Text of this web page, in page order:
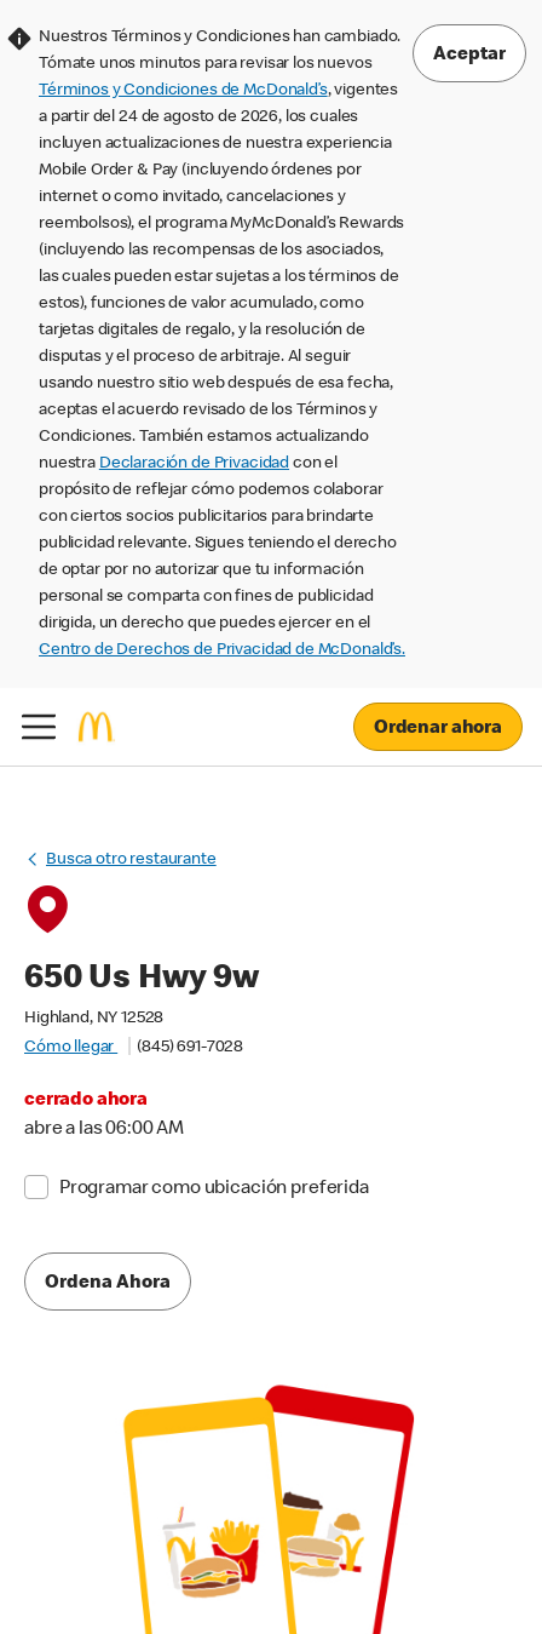
Nuestros Términos y Condiciones han cambiado.
Tómate unos minutos para revisar los nuevos
Términos y Condiciones de McDonald’s, vigentes
a partir del 24 de agosto de 2026, los cuales
incluyen actualizaciones de nuestra experiencia
Mobile Order & Pay (incluyendo órdenes por
internet o como invitado, cancelaciones y
reembolsos), el programa MyMcDonald’s Rewards
(incluyendo las recompensas de los asociados,
las cuales pueden estar sujetas a los términos de
estos), funciones de valor acumulado, como
tarjetas digitales de regalo, y la resolución de
disputas y el proceso de arbitraje. Al seguir
usando nuestro sitio web después de esa fecha,
aceptas el acuerdo revisado de los Términos y
Condiciones. También estamos actualizando
nuestra Declaración de Privacidad con el
propósito de reflejar cómo podemos colaborar
con ciertos socios publicitarios para brindarte
publicidad relevante. Sigues teniendo el derecho
de optar por no autorizar que tu información
personal se comparta con fines de publicidad
dirigida, un derecho que puedes ejercer en el
Centro de Derechos de Privacidad de McDonald’s.
Aceptar
Ordenar ahora
Busca otro restaurante
650 Us Hwy 9w
Highland, NY 12528
Cómo llegar
(845) 691-7028
cerrado ahora
abre a las 06:00 AM
Programar como ubicación preferida
Ordena Ahora